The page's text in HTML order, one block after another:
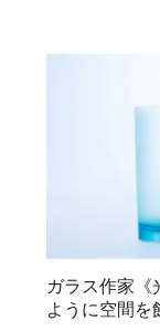
ガラス作家《
ように空間を